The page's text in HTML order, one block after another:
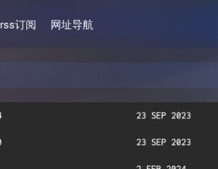
rss订阅 网址导航